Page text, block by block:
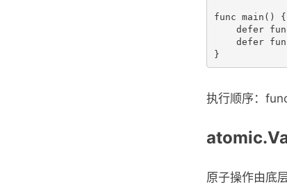
func main() {
defer
defer
执行顺序：
原子操作由底